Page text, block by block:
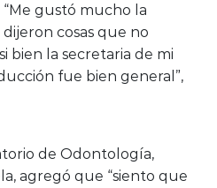
gustó mucho la
cosas que no
bien la secretaria de mi
fue bien general”,
de Odontología,
agregó que “siento que